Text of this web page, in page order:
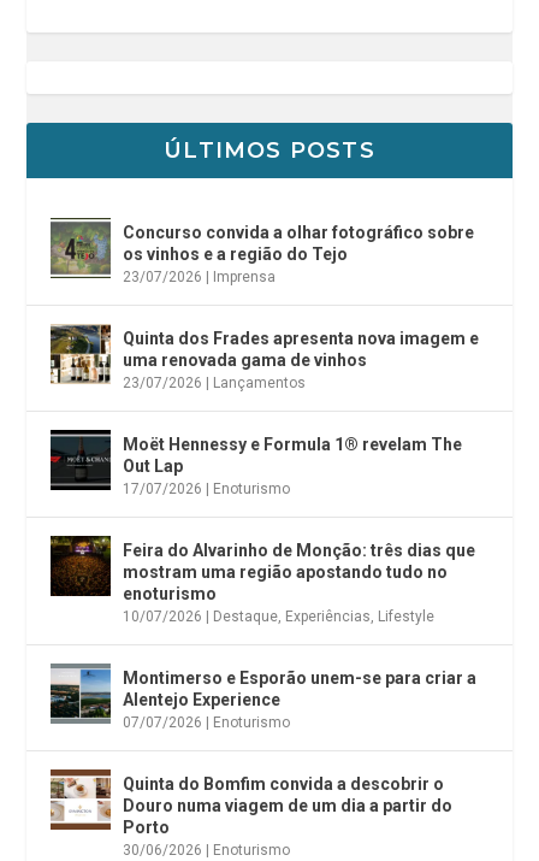
ÚLTIMOS POSTS
Concurso convida a olhar fotográfico sobre
os vinhos e a região do Tejo
23/07/2026 Imprensa
Quinta dos Frades apresenta nova imagem e
uma renovada gama de vinhos
23/07/2026 Lançamentos
Moët Hennessy e Formula 1® revelam The
Out Lap
17/07/2026 Enoturismo
Feira do Alvarinho de Monção: três dias que
mostram uma região apostando tudo no
enoturismo
10/07/2026 Destaque, Experiências, Lifestyle
Montimerso e Esporão unem-se para criar a
Alentejo Experience
07/07/2026 Enoturismo
Quinta do Bomfim convida a descobrir o
Douro numa viagem de um dia a partir do
Porto
30/06/2026 Enoturismo